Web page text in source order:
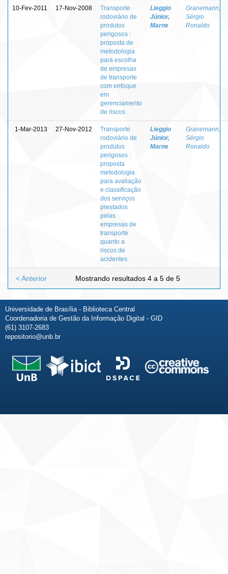
10-Fev-2011 17-Nov-2008
Transporte
rodoviário de
produtos
perigosos :
proposta de
metodologia
para escolha
de empresas
de transporte
com enfoque
em
gerenciamento
de riscos
Lieggio
Júnior,
Marne
Granemann,
Sérgio
Ronaldo
1-Mar-2013 27-Nov-2012
Transporte
rodoviário de
produtos
perigosos :
proposta
metodologia
para avaliação
e classificação
dos serviços
prestados
pelas
empresas de
transporte
quanto a
riscos de
acidentes
Lieggio
Júnior,
Marne
Granemann,
Sérgio
Ronaldo
Mostrando resultados 4 a 5 de 5
< Anterior
Universidade de Brasília - Biblioteca Central
Coordenadoria de Gestão da Informação Digital - GID
(61) 3107-2683
repositorio@unb.br